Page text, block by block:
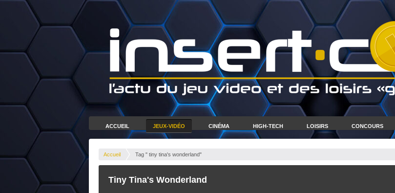
ACCUEIL JEUX-VIDÉO CINÉMA HIGH-TECH LOISIRS CONCOURS
Accueil Tag " tiny tina's wonderland"
Tiny Tina's Wonderland